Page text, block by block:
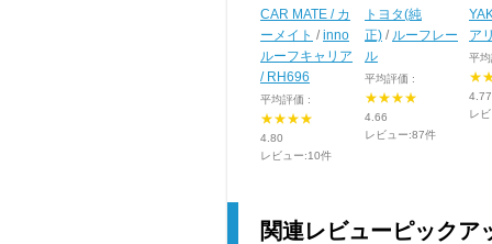
CAR MATE / カ
ーメイト /inno
ルーフキャリア
/ RH696
平均評価 :
★★★★
4.80
レビュー:10件
トヨタ(純
正) / ルーフレー
ル
平均評価 :
★★★★
4.66
レビュー:87件
ア
平
4.77
レ
関連レビューピックア